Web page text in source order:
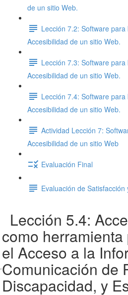
de un sitio Web.
Lección 7.2: Software
Accesibilidad de un sitio Web.
Lección 7.3: Software
Accesibilidad de un sitio Web.
Lección 7.4: Software
Accesibilidad de un sitio Web.
Actividad Lección 7:
Accesibilidad de un sitio Web
Evaluación Final
Evaluación de
Lección 5.4:
como
el Acceso a la
Comunicación de
Discapacidad, y